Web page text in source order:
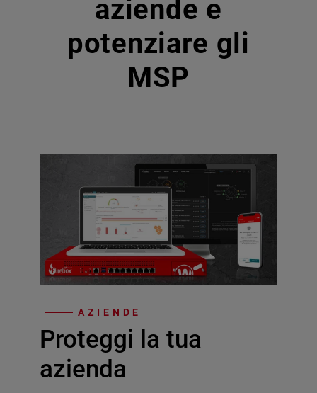
aziende e
potenziare gli
MSP
AZIENDE
Proteggi la tua
azienda